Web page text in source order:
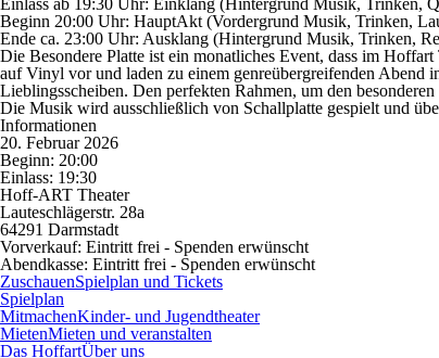
Einlass ab 19:30 Uhr: Einklang (Hintergrund Musik, Trinken,
Beginn 20:00 Uhr: HauptAkt (Vordergrund Musik, Trinken,
Ende ca. 23:00 Uhr: Ausklang (Hintergrund Musik, Trinken,
Die Besondere Platte ist ein monatliches Event, dass im
auf Vinyl vor und laden zu einem genreübergreifenden Abend
Lieblingsscheiben. Den perfekten Rahmen, um den
Die Musik wird ausschließlich von Schallplatte gespielt und
Informationen
20. Februar 2026
Beginn: 20:00
Einlass: 19:30
Hoff-ART Theater
Lauteschlägerstr. 28a
64291 Darmstadt
Vorverkauf: Eintritt frei - Spenden erwünscht
Abendkasse: Eintritt frei - Spenden erwünscht
ZuschauenSpielplan und Tickets
Spielplan
MitmachenKinder- und Jugendtheater
MietenMieten und veranstalten
Das HoffartÜber uns